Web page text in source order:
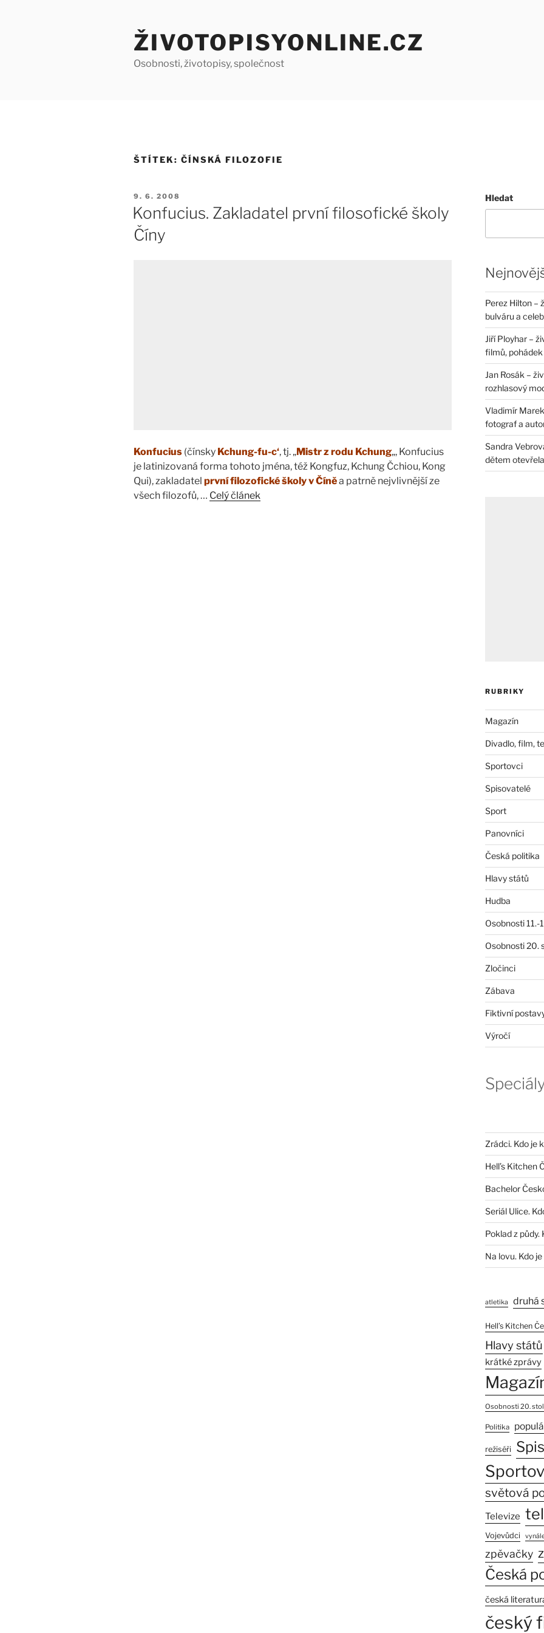
ŽIVOTOPISYONLINE.CZ
Osobnosti, životopisy, společnost
ŠTÍTEK: ČÍNSKÁ FILOZOFIE
PUBLIKOVÁNO
9. 6. 2008
Konfucius. Zakladatel první filosofické školy
Číny
Konfucius (čínsky Kchung-fu-c‘, tj. „Mistr z rodu Kchung„, Konfucius
je latinizovaná forma tohoto jména, též Kongfuz, Kchung Čchiou, Kong
Qui), zakladatel první filozofické školy v Číněa patrně nejvlivnější ze
všech filozofů, … Celý článek
Hledat
Perez Hilton –
bulváru a
Jiří Ployhar –
filmů, pohádek
Jan Rosák –
rozhlasový
Vladimír
fotograf a
Sandra
dětem
RUBRIKY
Magazín
Divadlo, film,
Sportovci
Spisovatelé
Sport
Panovníci
Česká politika
Hlavy států
Hudba
Osobnosti 11.-
Osobnosti 20.
Zločinci
Zábava
Fiktivní
Výročí
Zrádci. Kdo je
Hell’s Kitchen
Bachelor
Seriál Ulice.
Poklad z půdy.
Na lovu. Kdo
atletika druhá
Hell’s Kitchen
Hlavy států
krátké zprávy
Osobnosti 20.
Politika
režiséři
světová
Televize
Vojevůdci
zpěvačky
Česká
česká
český